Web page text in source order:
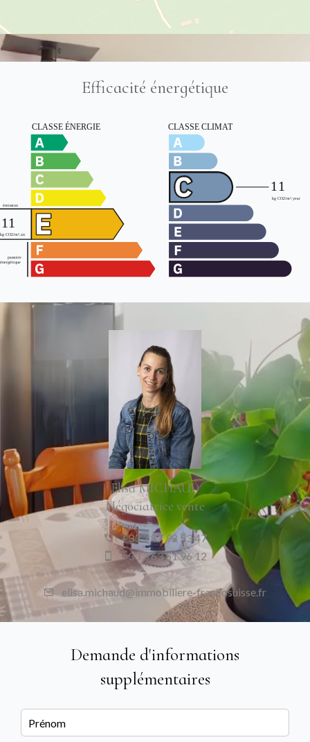
Efficacité énergétique
Elisa MICHAUD
Négociatrice vente
+33 7 87 98 53 47
+33 3 63 51 96 12
elisa.michaud@immobiliere-francosuisse.fr
Demande d'informations
supplémentaires